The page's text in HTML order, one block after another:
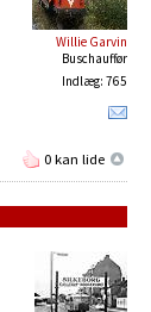
Willie Garvin
Buschauffør
Indlæg: 765
0 kan lide